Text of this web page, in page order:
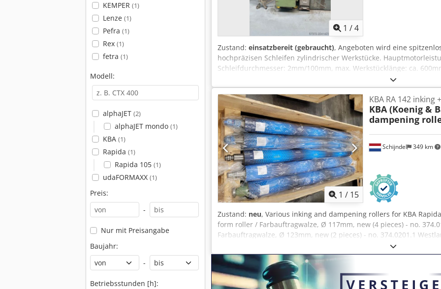
KEMPER (1)
Lenze (1)
Pefra (1)
Rex (1)
fetra (1)
Modell:
alphaJET (2)
alphaJET mondo (1)
KBA (1)
Rapida (1)
Rapida 105 (1)
udaFORMAXX (1)
Preis:
-
Nur mit Preisangabe
Baujahr:
-
Betriebsstunden [h]:
1 /4
Zustand: einsatzbereit (gebraucht), Angeboten wird eine
hochpräzisen Schleifen zylindrischer Werkstücke.
Schleifdurchmesser: 2mm/100mm, max. Werkstücklänge: ca.
600mm/200mm, Regelscheibenmaße X/Y: 300mm/200mm,
ist mit einer Materialzufuhr, einer Vereinzelung, einem robusten
Treppenpodest ausgestattet. Gesamtmaße X/Y/Z: ca. 2500mm/
Eine Besichtigung vor Ort ist möglich. Cedpfx Aozpa R Sjhmjrf
1 / 15
Schijndel 349 km
KBA RA 142
KBA (Koenig &
dampening
Zustand: neu, Various inking and dampening rollers for KBA
form roller / Farbauftragwalze, Ø 117mm, new (4 pieces) - no.
Farbauftragwalze, Ø 123mm, new (2 pieces) - no. 374.0201.1
Ø 129mm, new (3 pieces) - no. 374.0202.1 Westland Ink form roller
piece) - no. 374.0301.2 Westland Ink vibrator roller /
374.0401.1 Westland Ink distributor roller / Farbreiberwalze, Ø
Westland Ink distributor roller / Farbreiberwalze, Ø 123mm, new (4
distributor roller / Farbreiberwalze, Ø 129mm, new (3 pieces) - no.